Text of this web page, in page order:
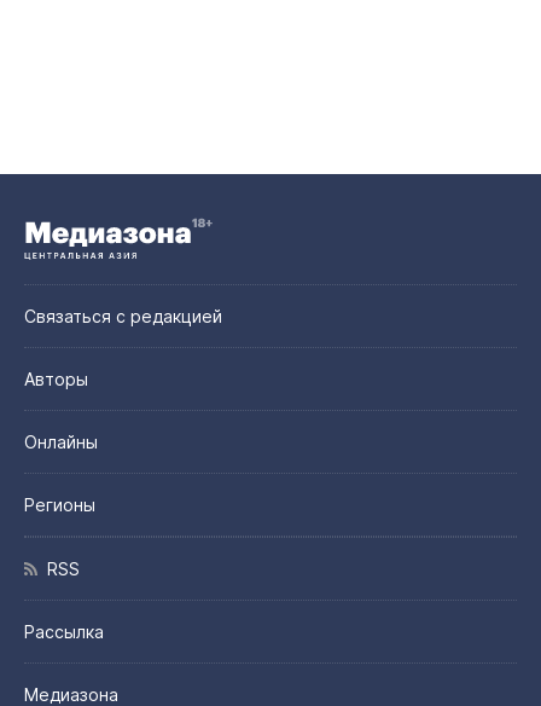
Связаться с редакцией
Авторы
Онлайны
Регионы
RSS
Рассылка
Медиазона